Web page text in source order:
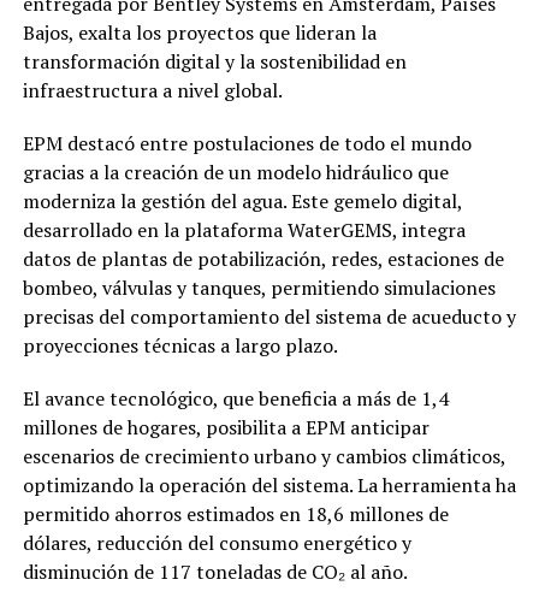
Bajos, exalta los proyectos que lideran la
transformación digital y la sostenibilidad en
infraestructura a nivel global.
EPM destacó entre postulaciones de todo el mundo
gracias a la creación de un modelo hidráulico que
moderniza la gestión del agua. Este gemelo digital,
desarrollado en la plataforma WaterGEMS, integra
datos de plantas de potabilización, redes, estaciones de
bombeo, válvulas y tanques, permitiendo simulaciones
precisas del comportamiento del sistema de acueducto y
proyecciones técnicas a largo plazo.
El avance tecnológico, que beneficia a más de 1,4
millones de hogares, posibilita a EPM anticipar
escenarios de crecimiento urbano y cambios climáticos,
optimizando la operación del sistema. La herramienta ha
permitido ahorros estimados en 18,6 millones de
dólares, reducción del consumo energético y
disminución de 117 toneladas de CO₂ al año.